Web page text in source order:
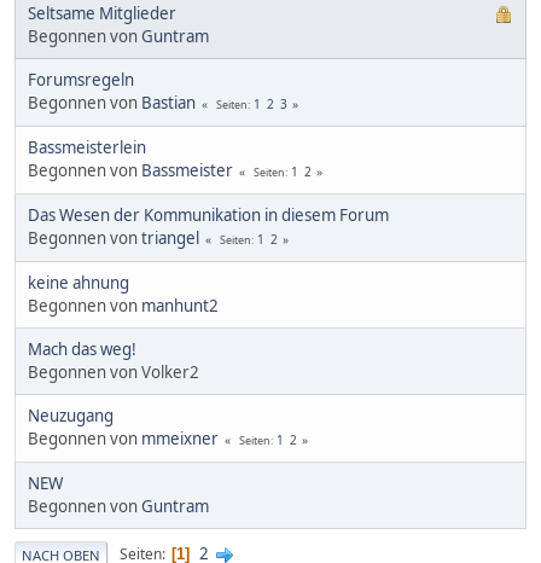
Seltsame Mitglieder
Begonnen vonGuntram
Forumsregeln
Begonnen von Bastian Seiten 1 2 3
Bassmeisterlein
Begonnen von Bassmeister Seiten 1 2
Das Wesen der Kommunikation in diesem Forum
Begonnen vontriangel Seiten 1 2
keine ahnung
Begonnen von manhunt2
Mach das weg!
Begonnen von Volker2
Neuzugang
Begonnen von mmeixner Seiten 1 2
NEW
Begonnen vonGuntram
NACH OBEN Seiten 1 2